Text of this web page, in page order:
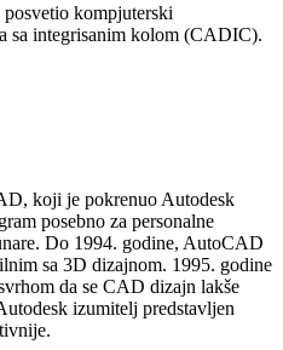
kompjuterski
sa integrisanim kolom (CADIC).
koji je pokrenuo Autodesk
posebno za personalne
Do 1994. godine, AutoCAD
sa 3D dizajnom. 1995. godine
da se CAD dizajn lakše
izumitelj predstavljen